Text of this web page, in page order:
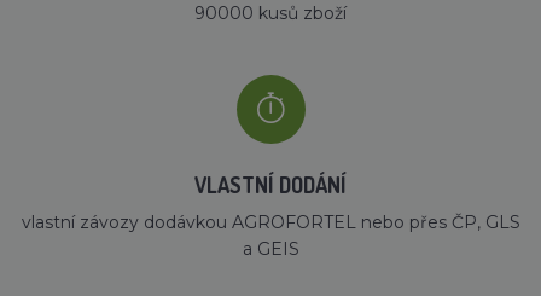
90000 kusů zboží
VLASTNÍ DODÁNÍ
vlastní závozy dodávkou AGROFORTEL nebo přes ČP, GLS
a GEIS